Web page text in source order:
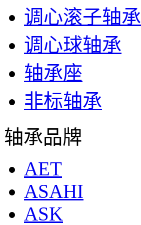
调心滚子轴承
调心球轴承
轴承座
非标轴承
轴承品牌
AET
ASAHI
ASK